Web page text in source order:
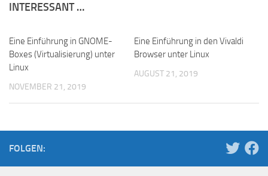
INTERESSANT …
Eine Einführung in GNOME-
Boxes (Virtualisierung) unter
Linux
NOVEMBER 21, 2019
Eine Einführung in den Vivaldi
Browser unter Linux
AUGUST 21, 2019
FOLGEN: